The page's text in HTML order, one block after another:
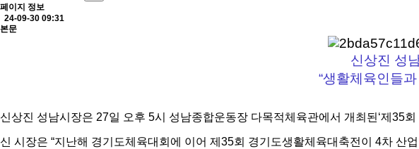
페이지 정보
24-09-30 09:31
본문
신상진 성
“생활체육인들
신상진 성남시장은 27일 오후 5시 성남종합운동장 다목적체육관에서 개최된‘제35
신 시장은 “지난해 경기도체육대회에 이어 제35회 경기도생활체육대축전이 4차 산